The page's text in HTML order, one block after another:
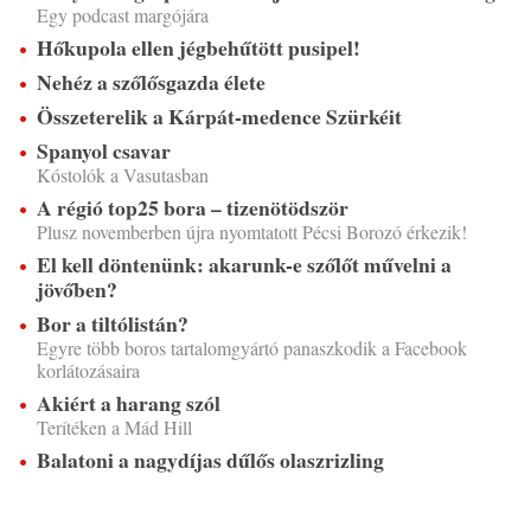
Egy podcast margójára
Hőkupola ellen jégbehűtött pusipel!
Nehéz a szőlősgazda élete
Összeterelik a Kárpát-medence Szürkéit
Spanyol csavar
Kóstolók a Vasutasban
A régió top25 bora – tizenötödször
Plusz novemberben újra nyomtatott Pécsi Borozó érkezik!
El kell döntenünk: akarunk-e szőlőt művelni a
jövőben?
Bor a tiltólistán?
Egyre több boros tartalomgyártó panaszkodik a Facebook
korlátozásaira
Akiért a harang szól
Terítéken a Mád Hill
Balatoni a nagydíjas dűlős olaszrizling